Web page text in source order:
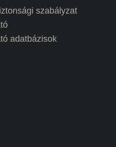
szabályzat
adatbázisok